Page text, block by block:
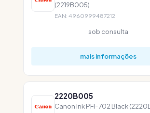
(2219B005)
EAN: 4960999487212
sob consulta
mais informações
2220B005
Canon Ink PFI-702 Black